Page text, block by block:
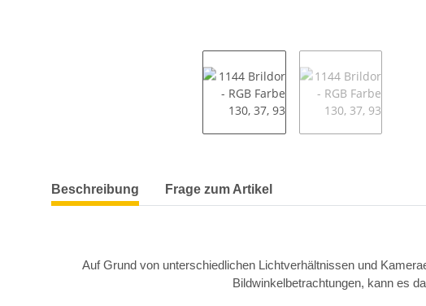
weitere Registerkarten anzeigen
Beschreibung Frage zum Artikel
Auf Grund von unterschiedlichen Lichtverhältnissen und
Bildwinkelbetrachtungen, kann es